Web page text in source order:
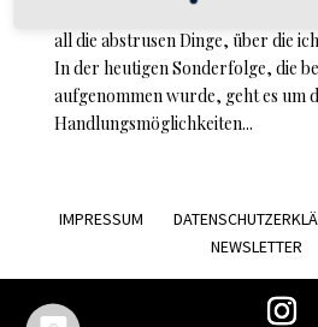
Antirassismus//DiesDas & The
all die abstrusen Dinge, über die
In der heutigen Sonderfolge, die
aufgenommen wurde, geht es um
Handlungsmöglichkeiten...
IMPRESSUM
NEWSLETTER